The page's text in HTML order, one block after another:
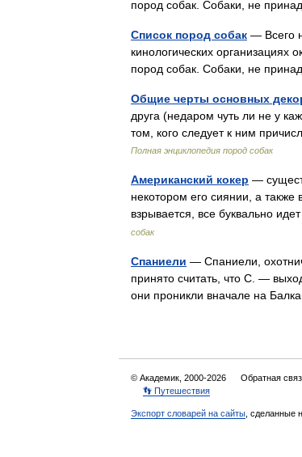
пород собак. Собаки, не
Список пород собак — Всего
кинологических организациях
пород собак. Собаки, не
Общие черты основных
друга (недаром чуть ли не у
том, кого следует к ним
Полная энциклопедия пород собак
Американский кокер —
некотором его сиянии, а
взрывается, все буквально
собак
Спаниели — Спаниели,
принято считать, что С. —
они проникли вначале на
© Академик, 2000-2026 Обратная
👣 Путешествия
Экспорт словарей на сайты , сделанные